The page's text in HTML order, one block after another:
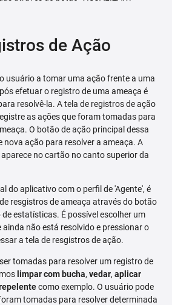
de Ação
usuário a tomar uma ação frente a uma
efetuar o registro de uma ameaça é
resolvê-la. A tela de registros de ação
as ações que foram tomadas para
O botão de ação principal dessa
nova ação para resolver a ameaça. A
no cartão no canto superior da
do aplicativo com o perfil de 'Agente', é
resgistros de ameaça através do botão
de estatísticas. É possível escolher um
ainda não está resolvido e pressionar o
a tela de resgistros de ação.
tomadas para resolver um registro de
limpar com bucha, vedar, aplicar
como exemplo. O usuário pode
tomadas para resolver determinada